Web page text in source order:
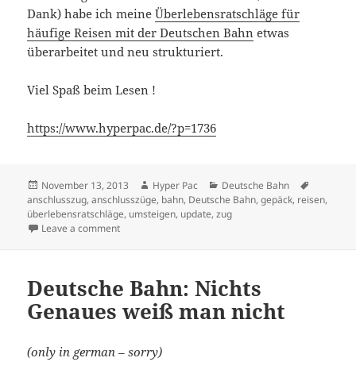
Dank) habe ich meineÜberlebensratschläge für
häufige Reisen mit der Deutschen Bahn etwas
überarbeitet und neu strukturiert.
Viel Spaß beim Lesen !
https://www.hyperpac.de/?p=1736
Posted
on
November 13, 2013 Author
Hyper Pac Categories
Deutsche Bahn
anschlusszug,anschlusszüge, bahn, Deutsche Bahn,gepäck, reisen,
überlebensratschläge, umsteigen, update,zug
Leave a commenton Aktualisiert: Überlebensratschläge für häufige
Deutsche Bahn: Nichts
Genaues weiß man nicht
(only in german – sorry)